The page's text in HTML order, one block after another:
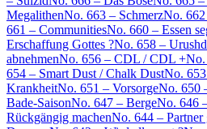
MegalithenNo. 663 – SchmerzNo. 662
661 – CommunitiesNo. 660 – Essen
Erschaffung Gottes ?No. 658 –
abnehmenNo. 656 – CDL / CDL +No.
654 – Smart Dust / Chalk DustNo.
KrankheitNo. 651 – VorsorgeNo. 650
Bade-SaisonNo. 647 – BergeNo. 646
Rückgängig machenNo. 644 – Partner